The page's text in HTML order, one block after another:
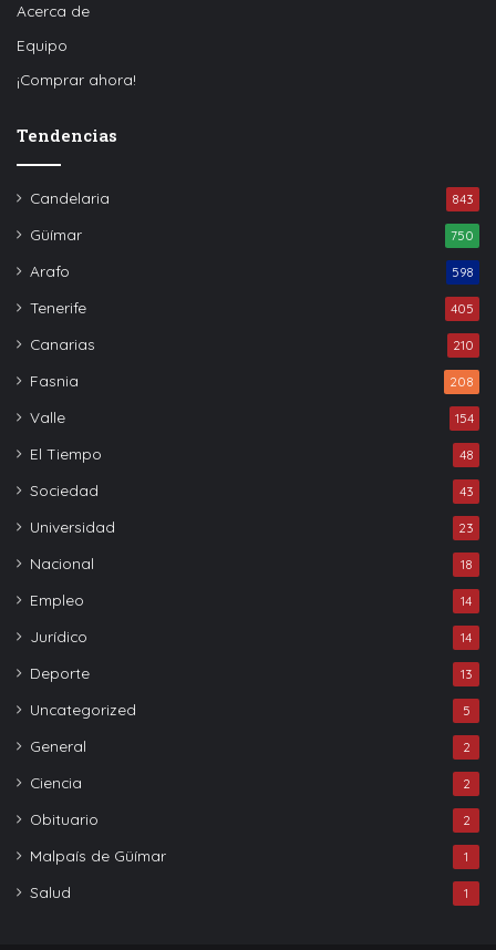
Acerca de
Equipo
¡Comprar ahora!
Tendencias
Candelaria 843
Güímar 750
Arafo 598
Tenerife 405
Canarias 210
Fasnia 208
Valle 154
El Tiempo 48
Sociedad 43
Universidad 23
Nacional 18
Empleo 14
Jurídico 14
Deporte 13
Uncategorized 5
General 2
Ciencia 2
Obituario 2
Malpaís de Güímar 1
Salud 1